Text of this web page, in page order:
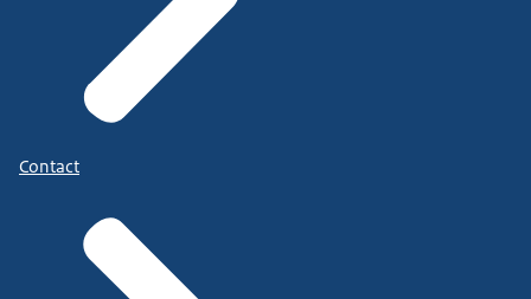
Contact